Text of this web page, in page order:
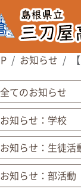
お知らせ
全てのお知らせ
お知らせ：学校
お知らせ：生徒活
お知らせ：部活動